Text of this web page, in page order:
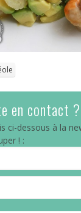
en contact ?
ci-dessous à la
! :